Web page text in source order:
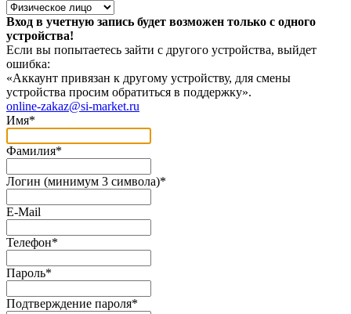
Вход в учетную запись будет возможен только с одного
устройства!
Если вы попытаетесь зайти с другого устройства, выйдет
ошибка:
«Аккаунт привязан к другому устройству, для смены
устройства просим обратиться в поддержку».
online-zakaz@si-market.ru
Имя*
Фамилия*
Логин (минимум 3 символа)*
E-Mail
Телефон*
Пароль*
Подтверждение пароля*